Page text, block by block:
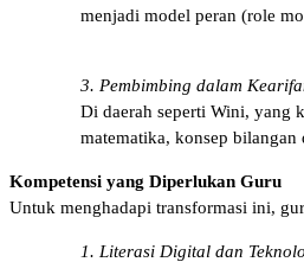
menjadi model peran (role
3. Pembimbing dalam
Di daerah seperti Wini, yang
matematika, konsep
Kompetensi yang Diperlukan Guru
Untuk menghadapi transformasi ini,
1. Literasi Digital dan